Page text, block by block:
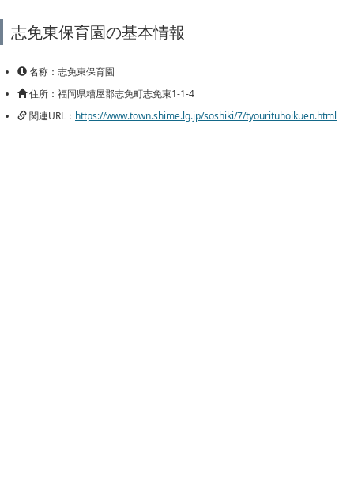
志免東保育園の基本情報
名称：志免東保育園
住所：福岡県糟屋郡志免町志免東1-1-4
関連URL： https://www.town.shime.lg.jp/soshiki/7/tyourituhoikuen.html